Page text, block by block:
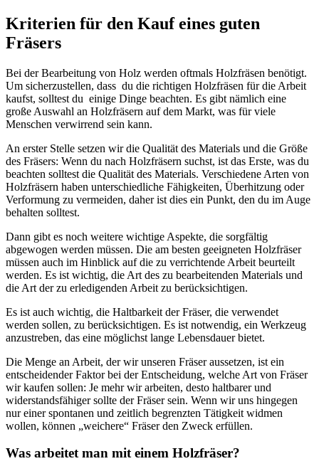
Kriterien für den Kauf eines guten
Fräsers
Bei der Bearbeitung von Holz werden oftmals Holzfräsen benötigt.
Um sicherzustellen, dass du die richtigen Holzfräsen für die Arbeit
kaufst, solltest du einige Dinge beachten. Es gibt nämlich eine
große Auswahl an Holzfräsern auf dem Markt, was für viele
Menschen verwirrend sein kann.
An erster Stelle setzen wir die Qualität des Materials und die Größe
des Fräsers: Wenn du nach Holzfräsern suchst, ist das Erste, was du
beachten solltest die Qualität des Materials. Verschiedene Arten von
Holzfräsern haben unterschiedliche Fähigkeiten, Überhitzung oder
Verformung zu vermeiden, daher ist dies ein Punkt, den du im Auge
behalten solltest.
Dann gibt es noch weitere wichtige Aspekte, die sorgfältig
abgewogen werden müssen. Die am besten geeigneten Holzfräser
müssen auch im Hinblick auf die zu verrichtende Arbeit beurteilt
werden. Es ist wichtig, die Art des zu bearbeitenden Materials und
die Art der zu erledigenden Arbeit zu berücksichtigen.
Es ist auch wichtig, die Haltbarkeit der Fräser, die verwendet
werden sollen, zu berücksichtigen. Es ist notwendig, ein Werkzeug
anzustreben, das eine möglichst lange Lebensdauer bietet.
Die Menge an Arbeit, der wir unseren Fräser aussetzen, ist ein
entscheidender Faktor bei der Entscheidung, welche Art von Fräser
wir kaufen sollen: Je mehr wir arbeiten, desto haltbarer und
widerstandsfähiger sollte der Fräser sein. Wenn wir uns hingegen
nur einer spontanen und zeitlich begrenzten Tätigkeit widmen
wollen, können „weichere“ Fräser den Zweck erfüllen.
Was arbeitet man mit einem Holzfräser?